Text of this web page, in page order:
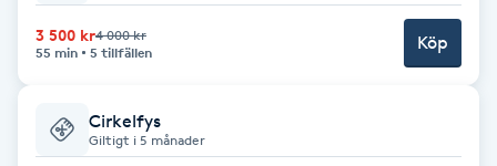
Bröllopsuppsättning
C
Celluliter
3 500 kr4 000 kr
55 min
5 tillfällen Köp
Cirkelfys
Giltigt i 5 månader